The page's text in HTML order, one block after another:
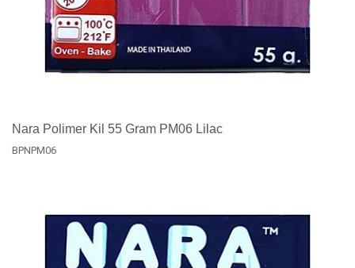
Nara Polimer Kil 55 Gram PM06 Lilac
BPNPM06